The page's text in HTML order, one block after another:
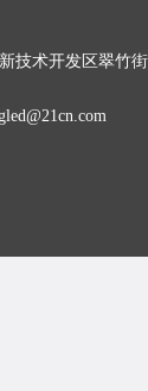
技术开发区翠竹街